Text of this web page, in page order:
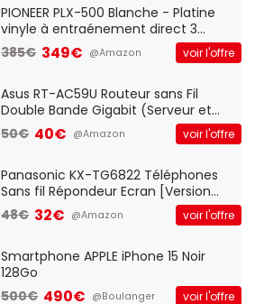
QWERTY UK - Noir
PIONEER PLX-500 Blanche - Platine
vinyle à entraénement direct 3
vitesses (33-45-78 trs/min) avec
pre-ampli intégré et port USB
385€ 349€ @Amazon voir l'offre
Asus RT-AC59U Routeur sans Fil
Double Bande Gigabit (Serveur et
Client VPN, Triple Vlan, Mode Point
d'accès et Bridge, contrôle Parental,
50€ 40€ @Amazon voir l'offre
Panasonic KX-TG6822 Téléphones
Sans fil Répondeur Ecran [Version
Française]
48€ 32€ @Amazon voir l'offre
Smartphone APPLE iPhone 15 Noir
128Go
500€ 490€ @Boulanger voir l'offre